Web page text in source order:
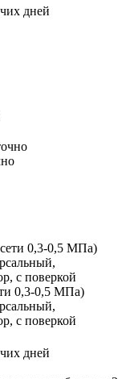
дней
0,3-0,5 МПа)
с поверкой
дней